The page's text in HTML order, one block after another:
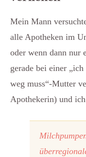
Mein Mann
alle Apotheken im
oder wenn dann nur
gerade bei einer
weg muss“-Mutter
Apothekerin) und